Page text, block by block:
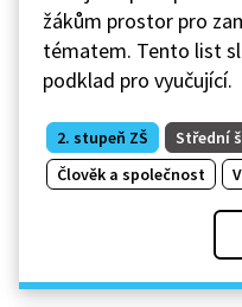
žákům prostor pro
tématem. Tento list
podklad pro vyučující.
2. stupeň ZŠ
Střední
Člověk a společnost